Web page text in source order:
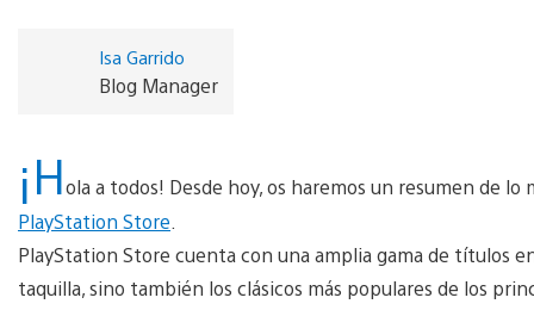
Isa Garrido
Blog Manager
¡Hola a todos! Desde hoy, os haremos un resumen de lo
PlayStation Store
PlayStation Store cuenta con una amplia gama de títulos
taquilla, sino también los clásicos más populares de los